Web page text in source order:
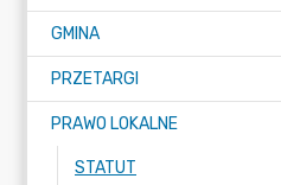
GMINA
PRZETARGI
PRAWO LOKALNE
STATUT